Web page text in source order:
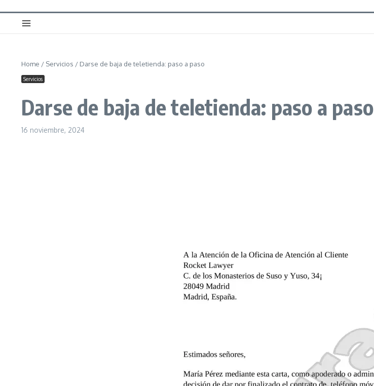
Home / Servicios / Darse de baja de teletienda: paso a paso
Servicios
Darse de baja de teletienda: paso a paso
16 noviembre, 2024